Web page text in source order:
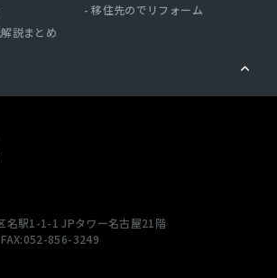
移住先のでリフォーム
説まとめ
名駅1-1-1JPタワー名古屋21階
FAX:052-856-3249